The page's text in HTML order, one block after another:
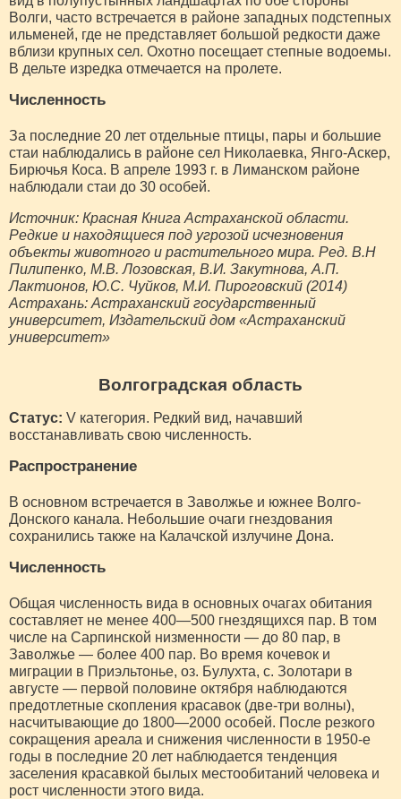
Волги, часто встречается в районе западных подстепных
ильменей, где не представляет большой редкости даже
вблизи крупных сел. Охотно посещает степные водоемы.
В дельте изредка отмечается на пролете.
Численность
За последние 20 лет отдельные птицы, пары и большие
стаи наблюдались в районе сел Николаевка, Янго-Аскер,
Бирючья Коса. В апреле 1993 г. в Лиманском районе
наблюдали стаи до 30 особей.
Источник: Красная Книга Астраханской области.
Редкие и находящиеся под угрозой исчезновения
объекты животного и растительного мира. Ред. В.Н
Пилипенко, М.В. Лозовская, В.И. Закутнова, А.П.
Лактионов, Ю.С. Чуйков, М.И. Пироговский (2014)
Астрахань: Астраханский государственный
университет, Издательский дом «Астраханский
университет»
Волгоградская область
Статус: V категория. Редкий вид, начавший
восстанавливать свою численность.
Распространение
В основном встречается в Заволжье и южнее Волго-
Донского канала. Небольшие очаги гнездования
сохранились также на Калачской излучине Дона.
Численность
Общая численность вида в основных очагах обитания
составляет не менее 400—500 гнездящихся пар. В том
числе на Сарпинской низменности — до 80 пар, в
Заволжье — более 400 пар. Во время кочевок и
миграции в Приэльтонье, оз. Булухта, с. Золотари в
августе — первой половине октября наблюдаются
предотлетные скопления красавок (две-три волны),
насчитывающие до 1800—2000 особей. После резкого
сокращения ареала и снижения численности в 1950-е
годы в последние 20 лет наблюдается тенденция
заселения красавкой былых местообитаний человека и
рост численности этого вида.